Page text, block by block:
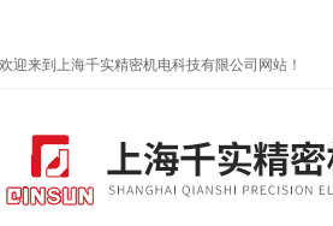
欢迎来到上海千实精密机电科技有限公司网站！